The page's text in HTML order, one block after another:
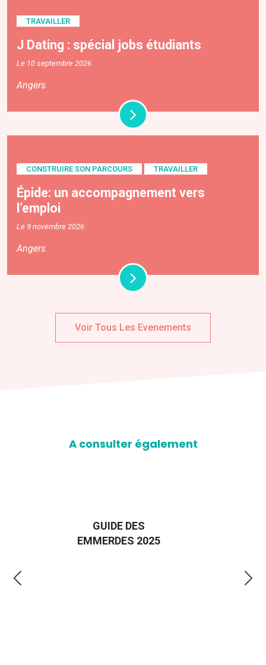
TRAVAILLER
J Dating : spécial jobs étudiants
Le 10 septembre 2026
Angers
CONSTRUIRE SON PARCOURS TRAVAILLER
Épide: un accompagnement vers
l’emploi
Le 9 novembre 2026
Angers
Voir Tous Les Evenements
A consulter également
GUIDE DES
EMMERDES 2025